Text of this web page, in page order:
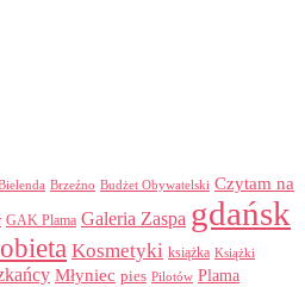
Brzeźno Budżet Obywatelski Czytam na
GAK Plama Galeria Zaspa gdańsk
Kosmetyki książka Książki
Młyniec pies Pilotów Plama